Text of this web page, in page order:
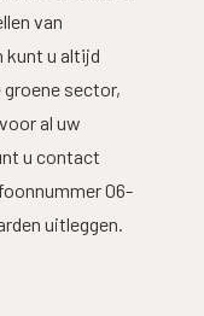
van
kunt u altijd
sector,
al uw
u contact
06-
uitleggen.